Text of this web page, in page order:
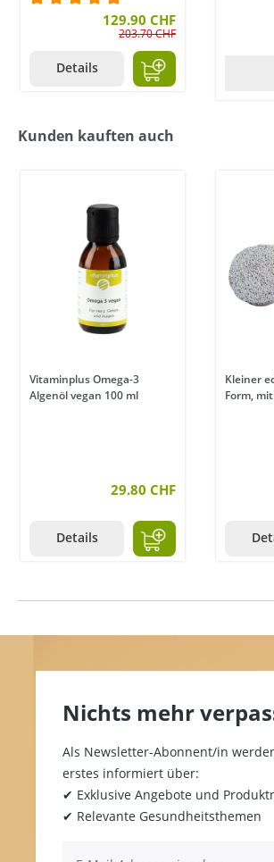
Durchschnittliche Bewertung
129.90 CHF
203.70 CHF
Details
Kunden kauften auch
Vitaminplus Omega-3
Algenöl vegan 100 ml
29.80 CHF
Details
Kleiner
Form,
Nichts mehr
Als Newsletter-Abonnent/in
erstes informiert über:
✔ Exklusive Angebote und
✔ Relevante Gesundheitsthemen